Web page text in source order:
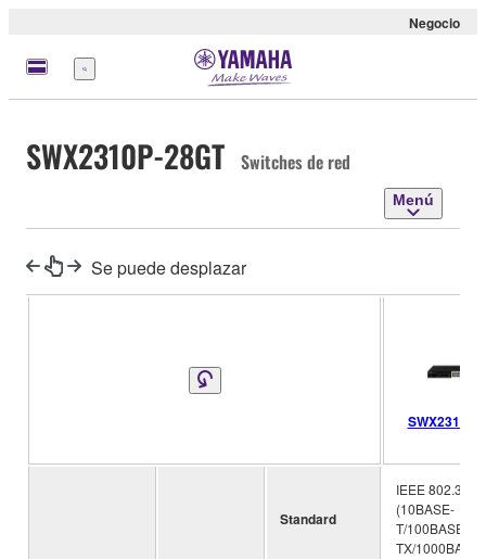
Negocio
Menú
SWX2310P-28GT Switches de red
Menú
Se puede desplazar
SWX2310P-
Standard
IEEE 802.3
(10BASE-
T/100BASE-
TX/